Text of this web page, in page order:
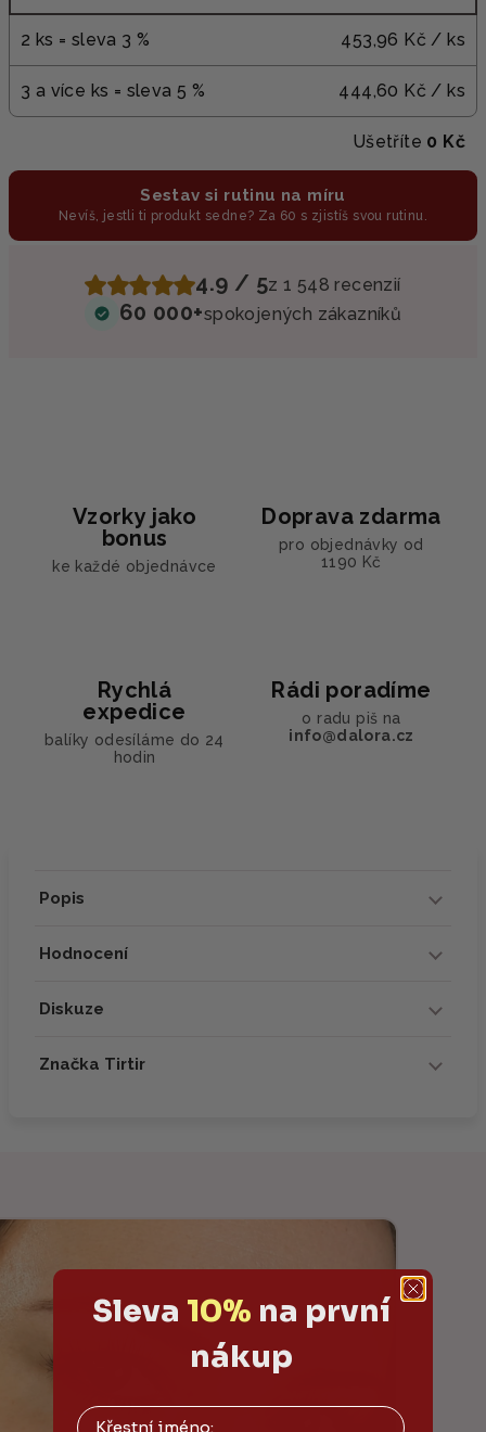
2 ks = sleva 3 % 453,96 Kč / ks
3 a více ks = sleva 5 % 444,60 Kč / ks
Ušetříte 0 Kč
Sestav si rutinu na míru
Nevíš, jestli ti produkt sedne? Za 60 s zjistíš svou rutinu.
4.9 / 5z 1 548 recenzií
60 000+spokojených zákazníků
Vzorky jako
bonus
ke každé objednávce
Doprava zdarma
pro objednávky od
1190 Kč
Rychlá
expedice
balíky odesíláme do 24
hodin
Rádi poradíme
o radu piš na
info@dalora.cz
Popis
Hodnocení
Diskuze
Značka Tirtir
Sleva 10% na první
nákup